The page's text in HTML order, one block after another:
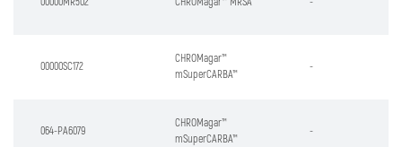
00000SC172
CHROMagar™
mSuperCARBA™
-
064-PA6079
CHROMagar™
mSuperCARBA™
-